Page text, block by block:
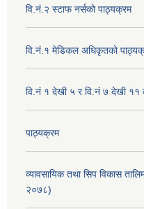
वि.नं.२ स्टाफ नर्सको पाठ्यक्रम
वि.नं.१ मेडिकल अधिकृतको
वि.नं १ देखी ५ र वि.नं ७ देखी ११
पाठ्यक्रम
व्यावसायिक तथा सिप विकास
२०७८)